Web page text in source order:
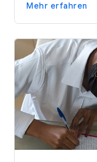
Mehr erfahren